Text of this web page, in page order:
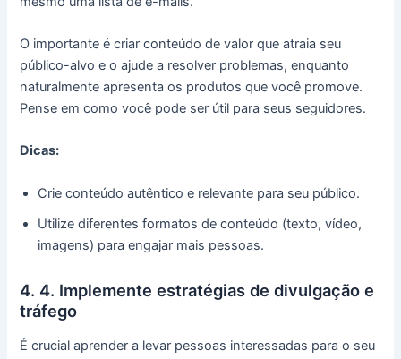
O importante é criar conteúdo de valor que atraia seu
público-alvo e o ajude a resolver problemas, enquanto
naturalmente apresenta os produtos que você promove.
Pense em como você pode ser útil para seus seguidores.
Dicas:
Crie conteúdo autêntico e relevante para seu público.
Utilize diferentes formatos de conteúdo (texto, vídeo,
imagens) para engajar mais pessoas.
4. 4. Implemente estratégias de divulgação e
tráfego
É crucial aprender a levar pessoas interessadas para o seu